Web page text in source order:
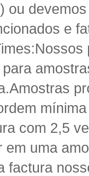
ou
e
Nossos
Amostras
com 2,5
em uma
factura